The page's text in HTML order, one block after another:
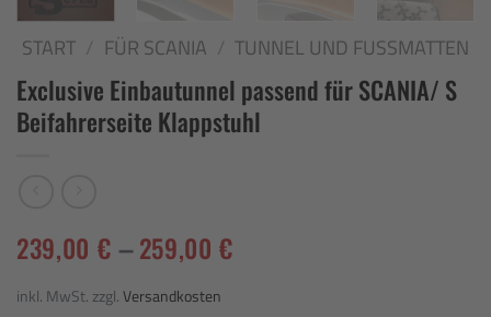
START / FÜR SCANIA / TUNNEL UND FUSSMATTEN
Exclusive Einbautunnel passend für SCANIA/ S
Beifahrerseite Klappstuhl
239,00 € –259,00€
inkl. MwSt. zzgl.Versandkosten